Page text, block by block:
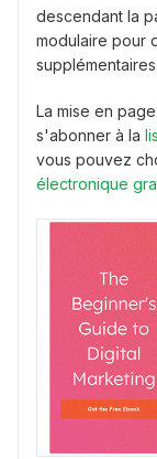
descendant la
modulaire pour
supplémentaires.
La mise en
s'abonner à la
vous pouvez
électronique